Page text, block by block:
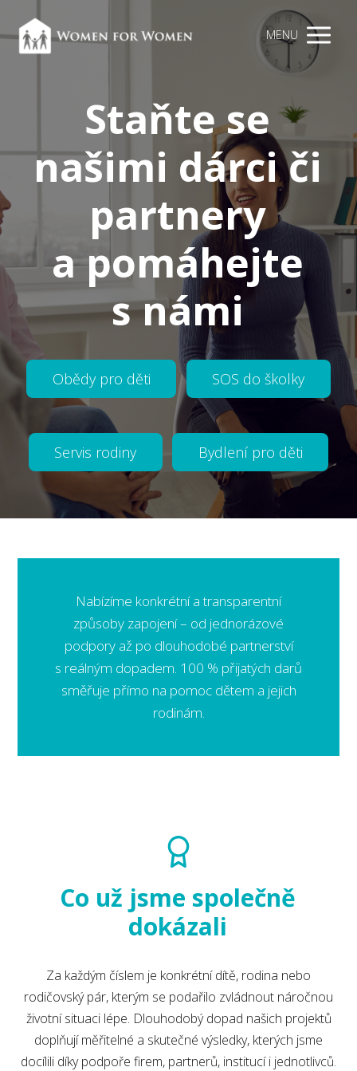
MENU
Staňte se
našimi dárci či
partnery
a pomáhejte
s námi
Obědy pro děti SOS do školky
Servis rodiny Bydlení pro děti
Nabízíme konkrétní a transparentní
způsoby zapojení – od jednorázové
podpory až po dlouhodobé partnerství
s reálným dopadem. 100 % přijatých darů
směřuje přímo na pomoc dětem a jejich
rodinám.
Co už jsme společně
dokázali
Za každým číslem je konkrétní dítě, rodina nebo
rodičovský pár, kterým se podařilo zvládnout náročnou
životní situaci lépe. Dlouhodobý dopad našich projektů
doplňují měřitelné a skutečné výsledky, kterých jsme
docílili díky podpoře firem, partnerů, institucí i jednotlivců.